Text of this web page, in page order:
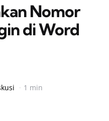
Nomor
di Word
1 min